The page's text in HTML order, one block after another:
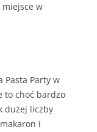
miejsce w
Pasta Party w
to choć bardzo
dużej liczby
i